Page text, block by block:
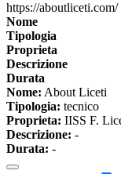
https://aboutliceti.com/
Nome
Tipologia
Proprieta
Descrizione
Durata
Nome: About Liceti
Tipologia: tecnico
Proprieta: IISS F.
Descrizione: -
Durata: -